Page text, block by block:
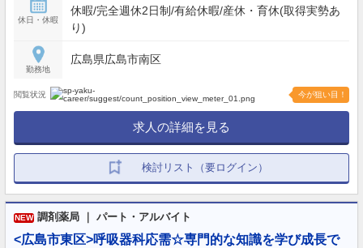
休日・休暇
休暇/完全週休2日制/有給休暇/産休・育休(取得実勢あ
り)
勤務地
広島県広島市南区
閲覧状況 今が狙い目！
求人の詳細を見る
検討リスト（要ログイン）
NEW 調剤薬局 ｜ パート・アルバイト
<広島市東区>呼吸器科応需☆専門的な知識を学び成長で